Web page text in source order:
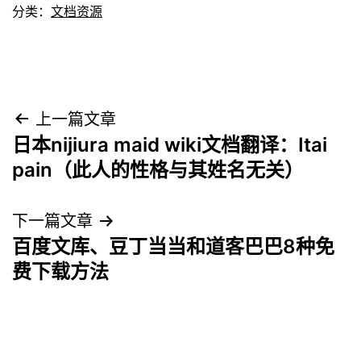
分类： 文档资源
文
章
航
上一篇文章
日本nijiura maid wiki文档翻译：Itai
pain（此人的性格与其姓名无关）
下一篇文章
百度文库、豆丁当当和道客巴巴8种免
费下载方法